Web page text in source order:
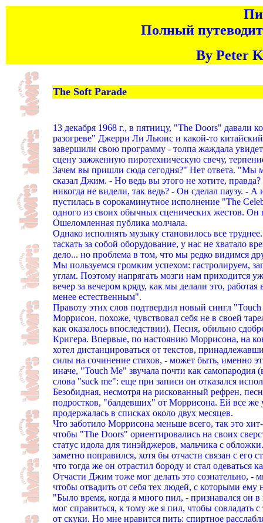
Полный
By Peter
The Soft Parade
13 декабря 1968 г., в пятницу, "The Doors"
разогреве" Джерри Ли Льюис и какой-то
завершили свою программу - толпа жаждала
сцену зажженную пиротехническую свечу,
Зачем вы пришли сюда сегодня?" Нет ответа. "Мы
сказал Джим. - Но ведь вы этого не хотите,
никогда не видели, так ведь? - Он сделал паузу.
пустилась в сорокаминутное исполнение "The
одного из своих обычных сценических жестов.
Ошеломленная публика молчала.
Однако исполнять музыку становилось все
таскать за собой оборудование, у нас не хватало
дело... но проблема в том, что мы редко видимся
Мы пользуемся громким успехом: гастролируем,
углам. Поэтому напрягать мозги нам приходится
вечер за вечером кряду, как мы делали это,
менее естественным".
Правоту этих слов подтвердил новый сингл
Моррисон, похоже, чувствовал себя не в своей
как оказалось впоследствии). Песня, обильно
Кригера. Впервые, по настоянию Моррисона, на
хотел дистанцироваться от текстов,
силы на сочинение стихов, - может быть, именно
иначе, "Touch Me" звучала почти как
слова "suck me": еще при записи он отказался
Безобидная, несмотря на рискованный рефрен,
подростков, "балдевших" от Моррисона. Ей все же
продержалась в списках около двух месяцев.
Что заботило Моррисона меньше всего, так это
чтобы "The Doors" ориентировались на своих
статус идола для тинэйджеров, мальчика с
заметно поправился, хотя бы отчасти связан с
что тогда же он отрастил бороду и стал одеваться
Отчасти Джим тоже мог делать это сознательно, -
чтобы отвадить от себя тех людей, с которыми ему
"Было время, когда я много пил, - признавался он
мог справиться, к тому же я пил, чтобы
от скуки. Но мне нравится пить: спиртное